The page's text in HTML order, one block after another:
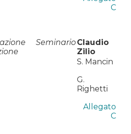
C
SeminarioClaudio
Zilio
S. Mancin
G.
Righetti
Allegato
C